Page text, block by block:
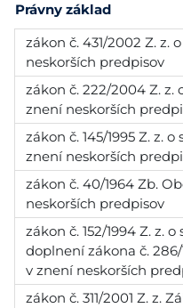
Právny základ
zákon č. 431/2002 Z. z.
neskorších predpisov
zákon č. 222/2004 Z.
znení neskorších
zákon č. 145/1995 Z. z.
znení neskorších
zákon č. 40/1964 Zb.
neskorších predpisov
zákon č. 152/1994 Z. z.
doplnení zákona č.
v znení neskorších
zákon č. 311/2001 Z. z.